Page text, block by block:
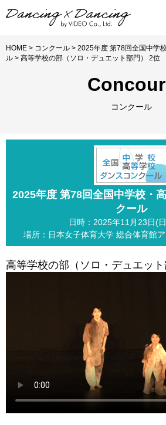
HOME > コンクール > 2025年度 第78回全国中学
ル > 高等学校の部（ソロ・デュエット部門） 2位
コンクール
2025年度 第78回全国中学校・
クール
日時：2025年11月23日(
場所：日本女子体育大学 総合体育館ア
高等学校の部（ソロ・デュエッ